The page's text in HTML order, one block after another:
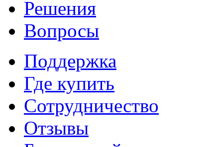
Решения
Вопросы
Поддержка
Где купить
Сотрудничество
Отзывы